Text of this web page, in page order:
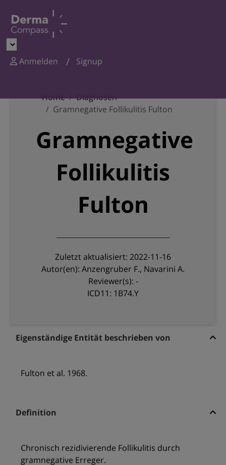
Anmelden Signup
Home
Diagnosen
Gramnegative Follikulitis Fulton
Gramnegative
Follikulitis
Fulton
Zuletzt aktualisiert: 2022-11-16
Autor(en): Anzengruber F., Navarini A.
Reviewer(s): -
ICD11: 1B74.Y
Eigenständige Entität beschrieben von
Fulton et al. 1968.
Definition
Chronisch rezidivierende Follikulitis durch
gramnegative Erreger.